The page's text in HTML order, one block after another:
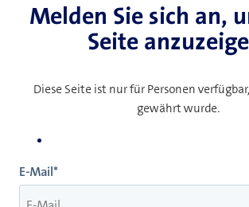
Melden Sie sich an,
Seite
Diese Seite ist nur für Personen
gewährt wurde.
E-Mail*